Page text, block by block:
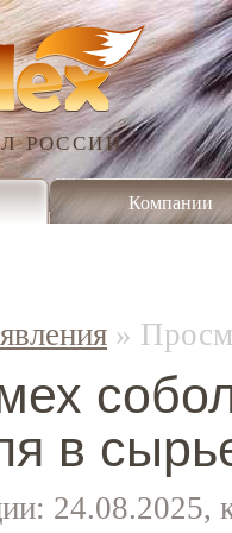
РОССИИ
Компании
»
в
24.08.2025,